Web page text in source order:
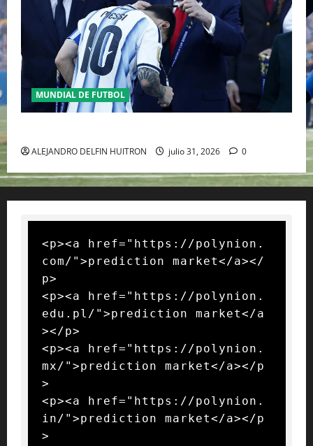
MUNDIAL DE FUTBOL
ALEJANDRO DELFIN HUITRON julio 31, 2026 0
<p><a href="https://polynion.
com/">prediction market</a></
p>
<p><a href="https://polynion.
edu.pl/">prediction market</a
></p>
<p><a href="https://polynion.
mx/">prediction market</a></p
>
<p><a href="https://polynion.
in/">prediction market</a></p
>